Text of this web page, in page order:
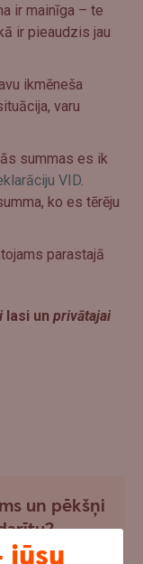
ir mainīga – te
ir pieaudzis jau
ikmēneša
varu
summas es ik
VID.
ko es tērēju
parastajā
lasi un privātajai
un pēkšņi